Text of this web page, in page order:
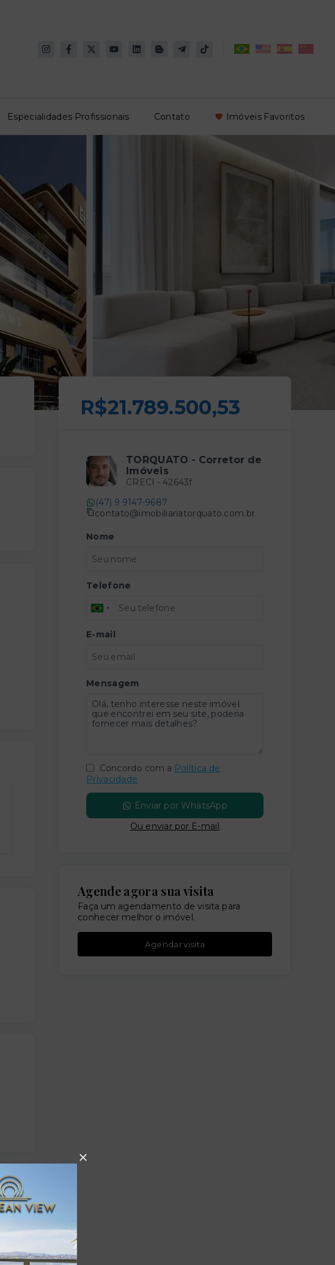
Especialidades Profissionais Contato Imóveis Favoritos
R$21.789.500,53
TORQUATO - Corretor de
Imóveis
CRECI - 42643f
(47) 9 9147-9687
contato@imobiliariatorquato.com.br
Nome
Telefone
E-mail
Mensagem
Concordo com a Política de
Privacidade
Enviar por WhatsApp
Ou enviar por E-mail
Agende agora sua visita
Faça um agendamento de visita para
conhecer melhor o imóvel.
Agendar visita